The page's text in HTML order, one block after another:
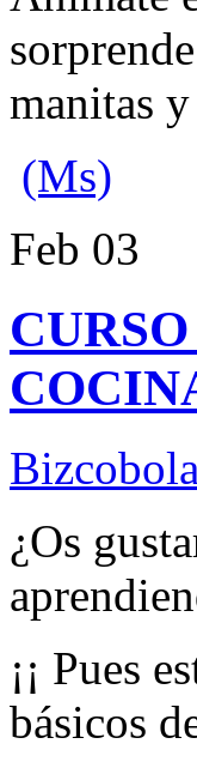
manitas
(Ms)
Feb 03
¿Os
¡¡ Pues
básicos